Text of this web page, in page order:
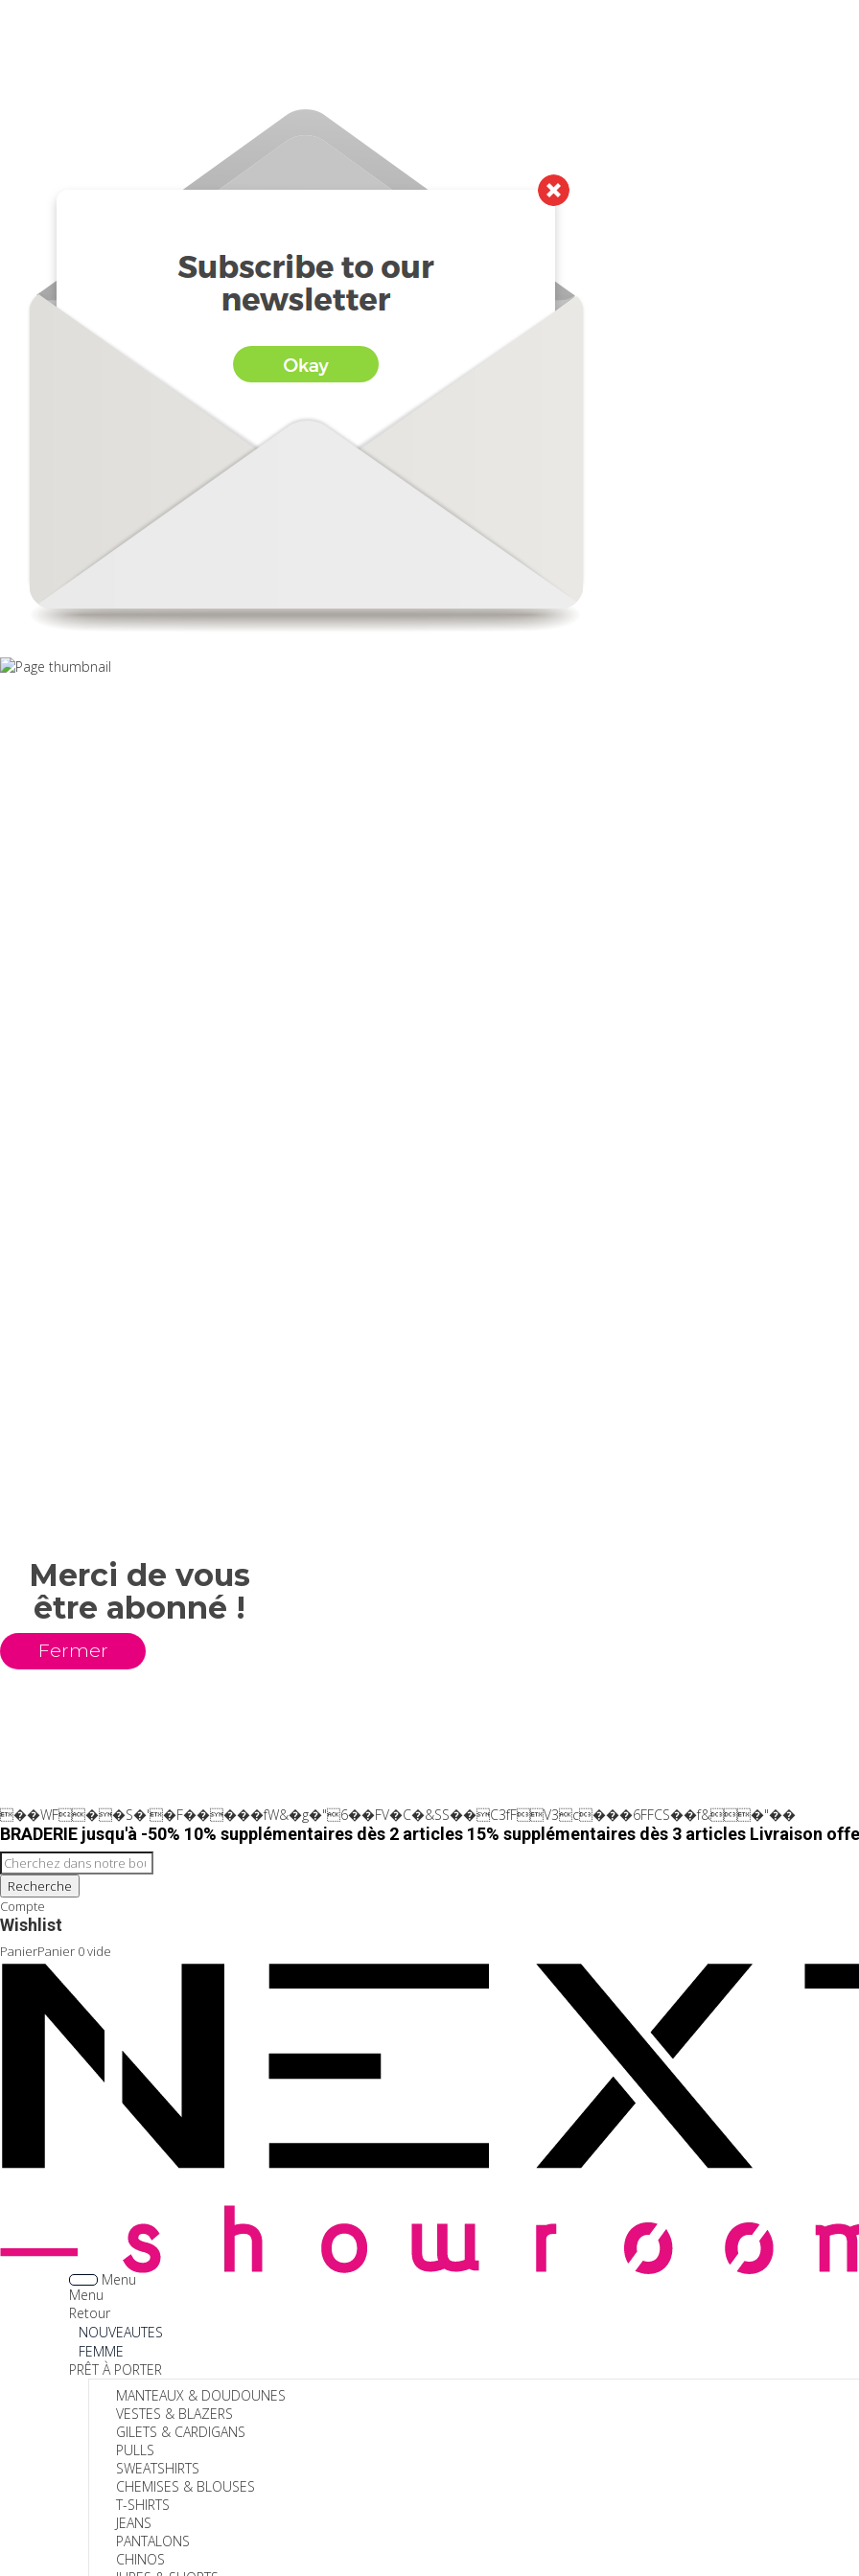
Merci de vous
être abonné !
Fermer
��WF��S�'�F�����fW&�g�"6��FV�C�&SS��C3fFV3c���6FFCS��f&�"��
BRADERIE jusqu'à -50% 10% supplémentaires dès 2 articles 15% supplémentaires dès 3 articles Livraison
Recherche
Compte
Wishlist
PanierPanier 0vide
Menu
Menu
Retour
NOUVEAUTES
FEMME
PRÊT À PORTER
MANTEAUX & DOUDOUNES
VESTES & BLAZERS
GILETS & CARDIGANS
PULLS
SWEATSHIRTS
CHEMISES & BLOUSES
T-SHIRTS
JEANS
PANTALONS
CHINOS